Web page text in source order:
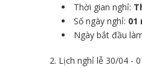
Thời gian nghỉ:
Số ngày nghỉ: 01
Ngày bắt đầu
2. Lịch nghỉ lễ 30/04 -